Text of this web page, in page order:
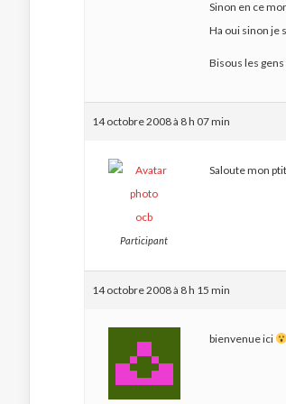
Sinon en ce
Ha oui sinon je
Bisous les gens
14 octobre 2008 à 8 h 07 min
ocb
Participant
Saloute mon
14 octobre 2008 à 8 h 15 min
bienvenue ici